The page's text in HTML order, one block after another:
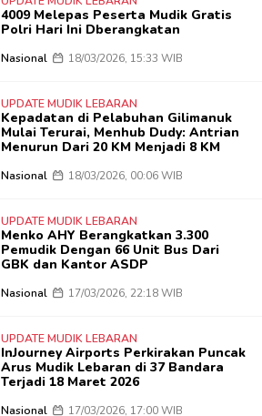
4009 Melepas Peserta Mudik Gratis
Polri Hari Ini Dberangkatan
Nasional 18/03/2026, 15:33 WIB
UPDATE MUDIK LEBARAN
Kepadatan di Pelabuhan Gilimanuk
Mulai Terurai, Menhub Dudy: Antrian
Menurun Dari 20 KM Menjadi 8 KM
Nasional 18/03/2026, 00:06 WIB
UPDATE MUDIK LEBARAN
Menko AHY Berangkatkan 3.300
Pemudik Dengan 66 Unit Bus Dari
GBK dan Kantor ASDP
Nasional 17/03/2026, 22:18 WIB
UPDATE MUDIK LEBARAN
InJourney Airports Perkirakan Puncak
Arus Mudik Lebaran di 37 Bandara
Terjadi 18 Maret 2026
Nasional 17/03/2026, 17:00 WIB